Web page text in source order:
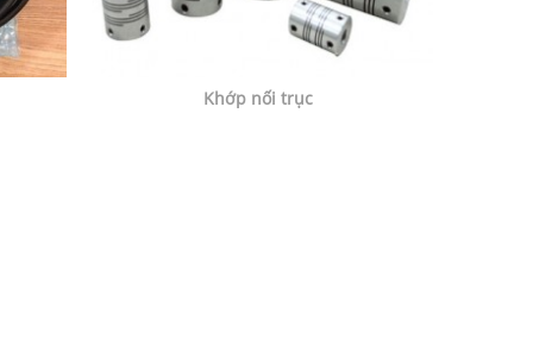
Khớp nối trục